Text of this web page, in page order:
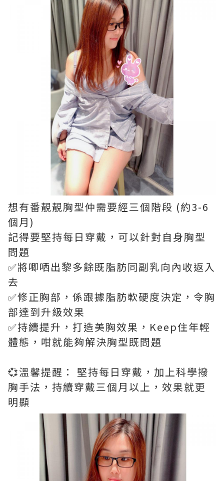
想有番靚靚胸型仲需要經三個階段 (約3-6
個月)
記得要堅持每日穿戴，可以針對自身胸型
問題
✅將唧哂出黎多餘既脂肪同副乳向內收返入
去
✅修正胸部，係跟據脂肪軟硬度決定，令胸
部達到升級效果
✅持續提升，打造美胸效果，Keep住年輕
體態，咁就能夠解決胸型既問題
💞溫馨提醒： 堅持每日穿戴，加上科學撥
胸手法，持續穿戴三個月以上，效果就更
明顯